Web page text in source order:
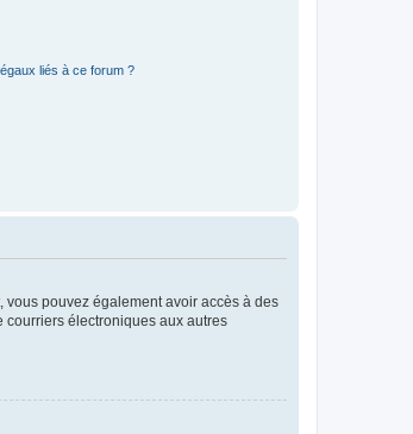
liés à ce forum ?
vous pouvez également avoir accès à des
courriers électroniques aux autres